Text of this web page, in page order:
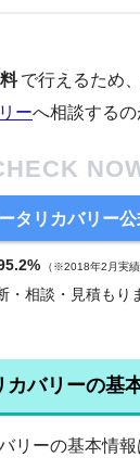
で行えるため
ーへ相談するの
タリカバリー
（※2018年2月実績
・相談・見積もり
カバリーの基
リーの基本情